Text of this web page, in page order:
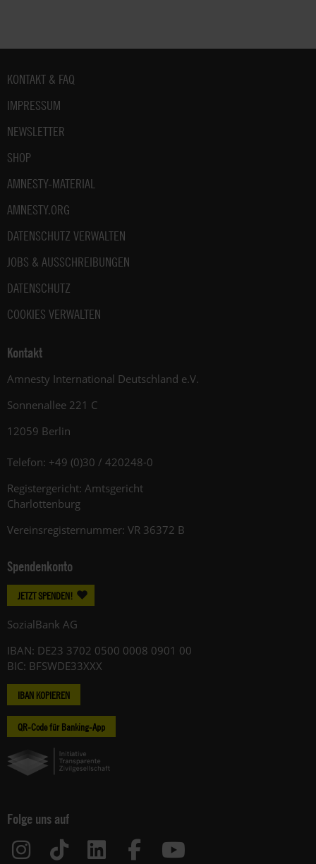
Fußbereich
KONTAKT & FAQ
IMPRESSUM
NEWSLETTER
SHOP
AMNESTY-MATERIAL
AMNESTY.ORG
DATENSCHUTZ VERWALTEN
JOBS & AUSSCHREIBUNGEN
DATENSCHUTZ
COOKIES VERWALTEN
Kontakt
Amnesty International Deutschland e.V.
Sonnenallee 221 C
12059 Berlin
Telefon: +49 (0)30 / 420248-0
Registergericht: Amtsgericht
Charlottenburg
Vereinsregisternummer: VR 36372 B
Spendenkonto
JETZT SPENDEN!
SozialBank AG
IBAN: DE23 3702 0500 0008 0901 00
BIC: BFSWDE33XXX
IBAN KOPIEREN
QR-Code für Banking-App
Folge uns auf